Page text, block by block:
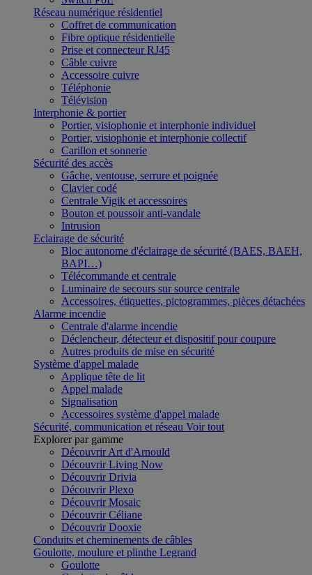
Réseau numérique résidentiel
Coffret de communication
Fibre optique résidentielle
Prise et connecteur RJ45
Câble cuivre
Accessoire cuivre
Téléphonie
Télévision
Interphonie & portier
Portier, visiophonie et interphonie individuel
Portier, visiophonie et interphonie collectif
Carillon et sonnerie
Sécurité des accès
Gâche, ventouse, serrure et poignée
Clavier codé
Centrale Vigik et accessoires
Bouton et poussoir anti-vandale
Intrusion
Eclairage de sécurité
Bloc autonome d'éclairage de sécurité (BAES, BAEH,
BAPI…)
Télécommande et centrale
Luminaire de secours sur source centrale
Accessoires, étiquettes, pictogrammes, pièces détachées
Alarme incendie
Centrale d'alarme incendie
Déclencheur, détecteur et dispositif pour coupure
Autres produits de mise en sécurité
Système d'appel malade
Applique tête de lit
Appel malade
Signalisation
Accessoires système d'appel malade
Sécurité, communication et réseau Voir tout
Explorer par gamme
Découvrir Art d'Arnould
Découvrir Living Now
Découvrir Drivia
Découvrir Plexo
Découvrir Mosaic
Découvrir Céliane
Découvrir Dooxie
Conduits et cheminements de câbles
Goulotte, moulure et plinthe Legrand
Goulotte